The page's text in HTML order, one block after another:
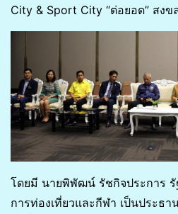
City & Sport City “ต่อยอด” สง
โดยมี นายพิพัฒน์ รัชกิจประการ รั
การท่องเที่ยวและกีฬา เป็นประธ